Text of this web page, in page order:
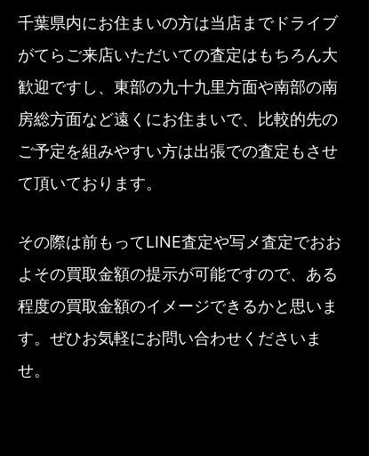
千葉県内にお住まいの方は当店までドライブ
がてらご来店いただいての査定はもちろん大
歓迎ですし、東部の九十九里方面や南部の南
房総方面など遠くにお住まいで、比較的先の
ご予定を組みやすい方は出張での査定もさせ
て頂いております。
その際は前もってLINE査定や写メ査定でおお
よその買取金額の提示が可能ですので、ある
程度の買取金額のイメージできるかと思いま
す。ぜひお気軽にお問い合わせくださいま
せ。